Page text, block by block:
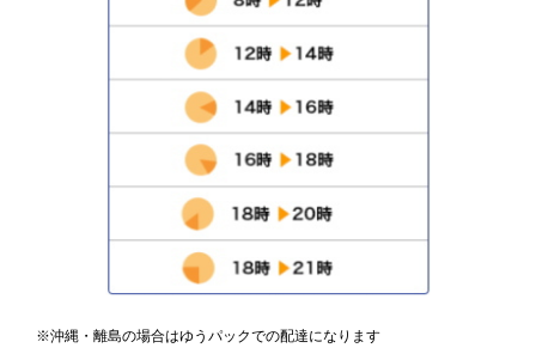
※沖縄・離島の場合はゆうパックでの配達になります